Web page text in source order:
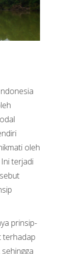
oleh
terjadi
prinsip-
terhadap